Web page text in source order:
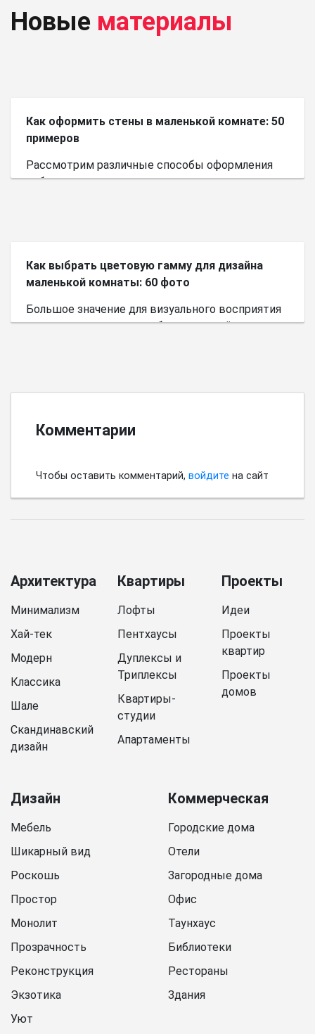
Новые материалы
Как оформить стены в маленькой комнате: 50
примеров
Рассмотрим различные способы оформления
небольшого пространства.
Как выбрать цветовую гамму для дизайна
маленькой комнаты: 60 фото
Большое значение для визуального восприятия
пространства имеет выбор цветовой палитры.
Комментарии
Чтобы оставить комментарий, войдите на сайт
Архитектура
Минимализм
Хай-тек
Модерн
Классика
Шале
Скандинавский
дизайн
Квартиры
Лофты
Пентхаусы
Дуплексы и
Триплексы
Квартиры-
студии
Апартаменты
Проекты
Идеи
Проекты
квартир
Проекты
домов
Дизайн
Мебель
Шикарный вид
Роскошь
Простор
Монолит
Прозрачность
Реконструкция
Экзотика
Уют
Коммерческая
Городские дома
Отели
Загородные дома
Офис
Таунхаус
Библиотеки
Рестораны
Здания